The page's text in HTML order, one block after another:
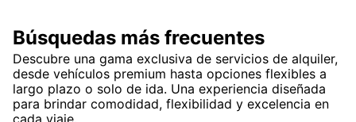
Búsquedas más frecuentes
Descubre una gama exclusiva de servicios de alquiler,
desde vehículos premium hasta opciones flexibles a
largo plazo o solo de ida. Una experiencia diseñada
para brindar comodidad, flexibilidad y excelencia en